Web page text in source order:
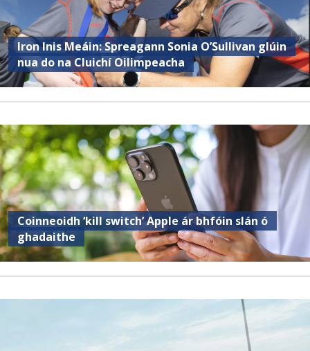
Iron Inis Meáin: Spreagann Sonia O’Sullivan glúin
nua do na Cluichí Oilimpeacha
Coinneoidh ‘kill switch’ Apple ár bhfóin slán ó
ghadaithe